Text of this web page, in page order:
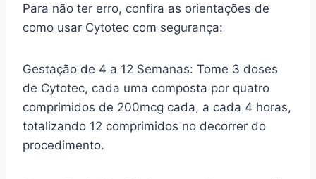
Para não ter erro, confira as orientações de
como usar Cytotec com segurança:
Gestação de 4 a 12 Semanas: Tome 3 doses
de Cytotec, cada uma composta por quatro
comprimidos de 200mcg cada, a cada 4 horas,
totalizando 12 comprimidos no decorrer do
procedimento.